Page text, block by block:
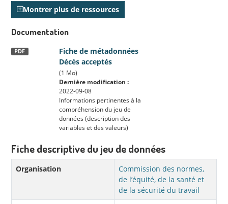
Montrer plus de ressources
Documentation
Fiche de métadonnées
Décès acceptés
PDF
(1 Mo)
Dernière modification :
2022-09-08
Informations pertinentes à la
compréhension du jeu de
données (description des
variables et des valeurs)
Fiche descriptive du jeu de données
Organisation
Commission des normes,
de l’équité, de la santé et
de la sécurité du travail